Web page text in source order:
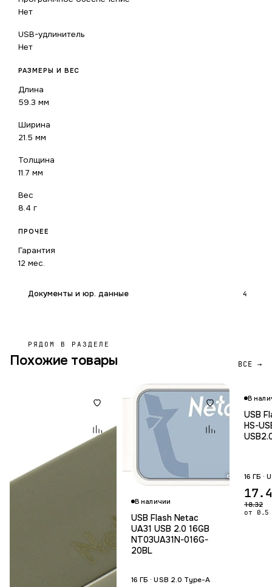
Нет
USB-удлинитель
Нет
РАЗМЕРЫ И ВЕС
Длина
59.3 мм
Ширина
21.5 мм
Толщина
11.7 мм
Вес
8.4 г
ПРОЧЕЕ
Гарантия
12 мес.
Документы и юр. данные 4
РЯДОМ В РАЗДЕЛЕ
Похожие товары ВСЕ →
В наличии
USB Flash Netac
UA31 USB 2.0 16GB
NT03UA31N-016G-
20BL
16 ГБ · USB 2.0 Type-A
В
USB
HS-
16 ГБ ·
18.32
от 0.5